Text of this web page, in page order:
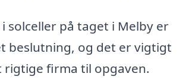
solceller på taget i Melby er
beslutning, og det er vigtigt
firma til opgaven.